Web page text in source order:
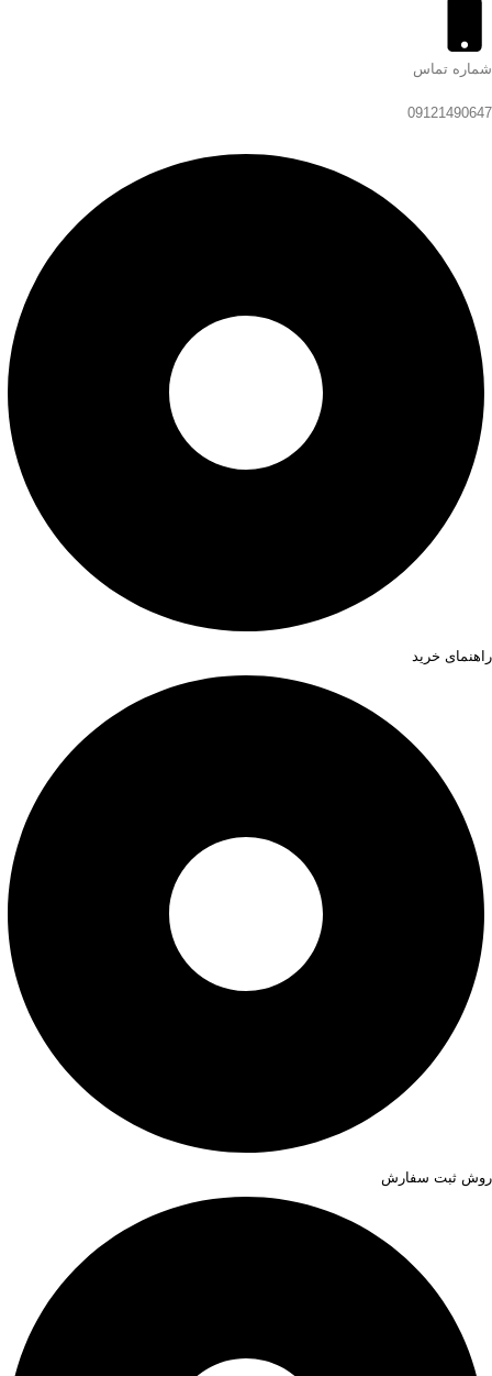
شماره تماس
09121490647
راهنمای خرید
روش ثبت سفارش